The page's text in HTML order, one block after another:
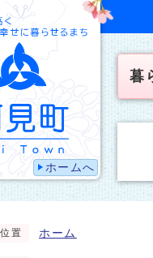
ホームへ
暮
置 ホーム